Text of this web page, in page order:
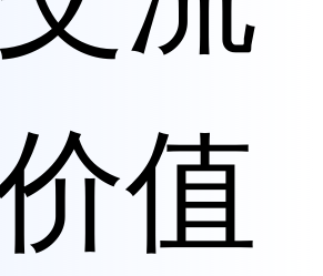
值